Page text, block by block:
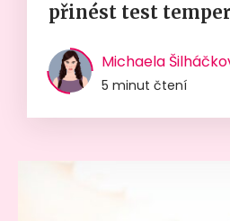
přinést test
Michaela
5 minut čtení